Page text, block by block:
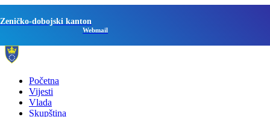
Zeničko-dobojski kanton
Webmail
Početna
Vijesti
Vlada
Skupština